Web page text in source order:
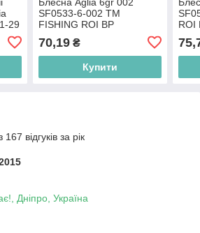
29
SF0533-6-002 ТМ
FISHING ROI BP
70,19₴
Купити
ROI
відгуків за рік
Дніпро, Україна